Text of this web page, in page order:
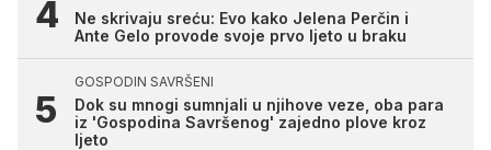
Ne skrivaju sreću: Evo kako Jelena Perčin i
Ante Gelo provode svoje prvo ljeto u braku
GOSPODIN SAVRŠENI
Dok su mnogi sumnjali u njihove veze, oba para
iz 'Gospodina Savršenog' zajedno plove kroz
ljeto